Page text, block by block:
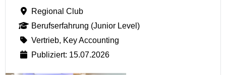
Regional Club
Berufserfahrung (Junior Level)
Vertrieb, Key Accounting
Publiziert: 15.07.2026